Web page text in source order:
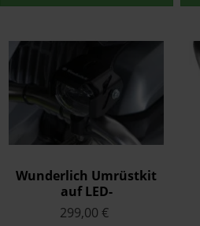
Wunderlich Umrüstkit
auf LED-
Zusatzscheinwerfer
299,00 €